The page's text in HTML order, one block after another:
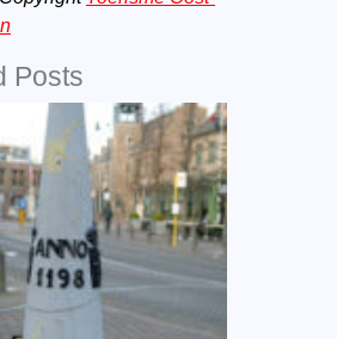
Posts